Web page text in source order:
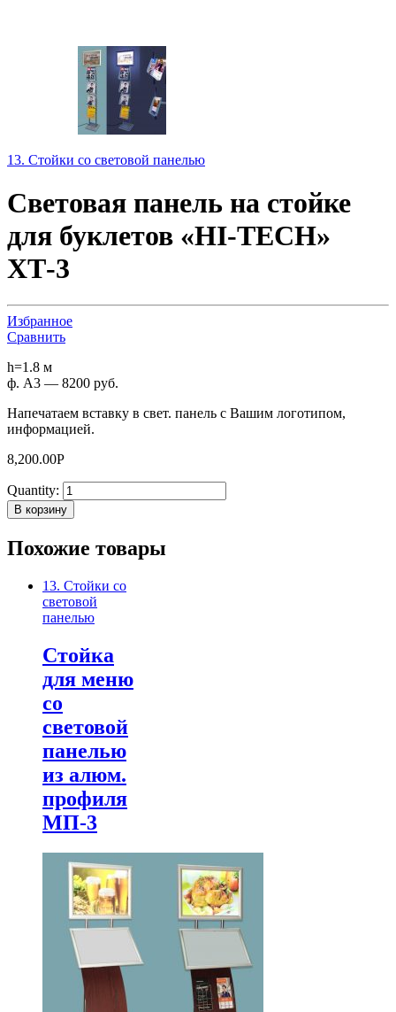
13. Стойки со световой панелью
Световая панель на стойке
для буклетов «HI-TECH»
ХТ-3
Избранное
Сравнить
h=1.8 м
ф. А3 — 8200 руб.
Напечатаем вставку в свет. панель с Вашим логотипом,
информацией.
8,200.00Р
Quantity:
В корзину
Похожие товары
13. Стойки со
световой
панелью
Стойка
для меню
со
световой
панелью
из алюм.
профиля
МП-3